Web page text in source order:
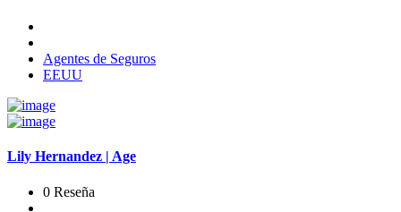
Agentes de Seguros
EEUU
Lily Hernandez | Age
0 Reseña